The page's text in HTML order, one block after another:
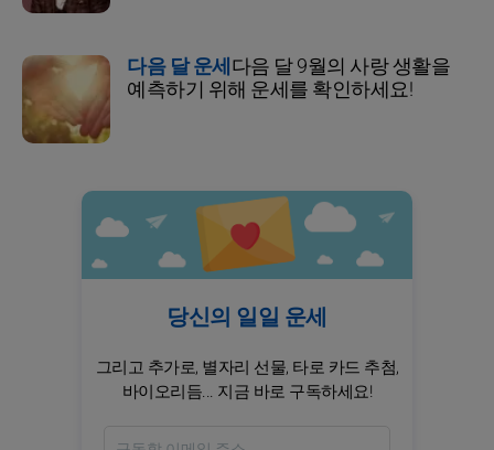
다음 달 운세다음 달 9월의 사랑 생활을
예측하기 위해 운세를 확인하세요!
당신의 일일 운세
그리고 추가로, 별자리 선물, 타로 카드 추첨,
바이오리듬... 지금 바로 구독하세요!